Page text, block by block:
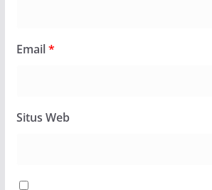
Email*
Situs Web